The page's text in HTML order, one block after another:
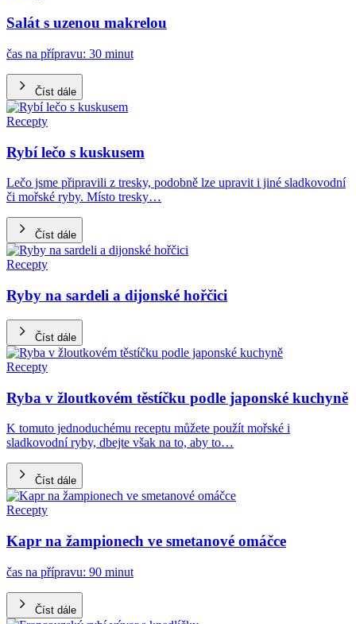
Salát s uzenou makrelou
čas na přípravu: 30 minut
Číst dále
Recepty
Rybí lečo s kuskusem
Lečo jsme připravili z tresky, podobně lze upravit i jiné sladkovodní
či mořské ryby. Místo tresky…
Číst dále
Recepty
Ryby na sardeli a dijonské hořčici
Číst dále
Recepty
Ryba v žloutkovém těstíčku podle japonské kuchyně
K tomuto jednoduchému receptu můžete použít mořské i
sladkovodní ryby, dbejte však na to, aby to…
Číst dále
Recepty
Kapr na žampionech ve smetanové omáčce
čas na přípravu: 90 minut
Číst dále